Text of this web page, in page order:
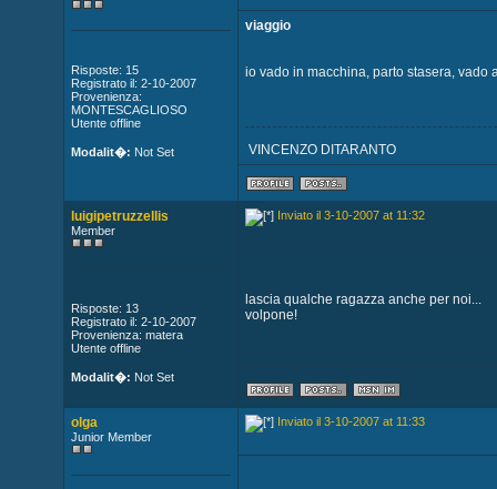
Risposte: 15
Registrato il: 2-10-2007
Provenienza:
MONTESCAGLIOSO
Utente offline
Modalit�: Not Set
viaggio
io vado in macchina, parto stasera, vado
VINCENZO DITARANTO
luigipetruzzellis
Member
Risposte: 13
Registrato il: 2-10-2007
Provenienza: matera
Utente offline
Modalit�: Not Set
Inviato il 3-10-2007 at 11:32
lascia qualche ragazza anche per noi...
volpone!
olga
Junior Member
Inviato il 3-10-2007 at 11:33